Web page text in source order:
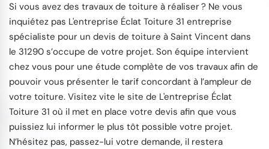
Si vous avez des travaux de toiture à réaliser ? Ne vous
inquiétez pas L'entreprise Éclat Toiture 31 entreprise
spécialiste pour un devis de toiture à Saint Vincent dans
le 31290 s’occupe de votre projet. Son équipe intervient
chez vous pour une étude complète de vos travaux afin de
pouvoir vous présenter le tarif concordant à l’ampleur de
votre toiture. Visitez vite le site de L'entreprise Éclat
Toiture 31 où il met en place votre devis afin que vous
puissiez lui informer le plus tôt possible votre projet.
N’hésitez pas, passez-lui votre demande, il restera